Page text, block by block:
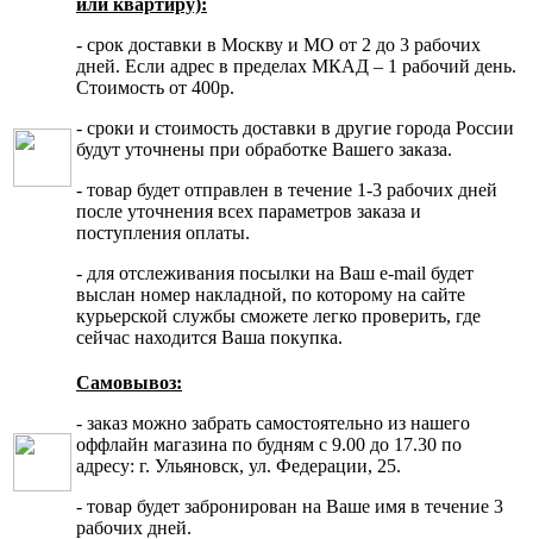
- срок доставки в Москву и МО от 2 до 3 рабочих
дней. Если адрес в пределах МКАД – 1 рабочий день.
Стоимость от 400р.
- сроки и стоимость доставки в другие города России
будут уточнены при обработке Вашего заказа.
- товар будет отправлен в течение 1-3 рабочих дней
после уточнения всех параметров заказа и
поступления оплаты.
- для отслеживания посылки на Ваш e-mail будет
выслан номер накладной, по которому на сайте
курьерской службы сможете легко проверить, где
сейчас находится Ваша покупка.
Самовывоз:
- заказ можно забрать самостоятельно из нашего
оффлайн магазина по будням с 9.00 до 17.30 по
адресу: г. Ульяновск, ул. Федерации, 25.
- товар будет забронирован на Ваше имя в течение 3
рабочих дней.